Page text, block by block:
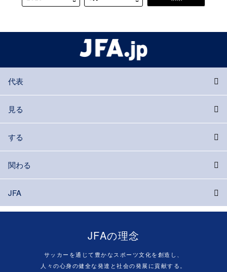
代表
見る
する
関わる
JFA
JFAの理念
サッカーを通じて豊かなスポーツ文化を創造し、
人々の心身の健全な発達と社会の発展に貢献する。